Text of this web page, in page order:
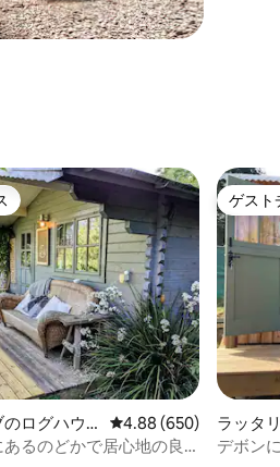
星の平均評価
ログハウ
レビュー650件、5つ
4.88 (650)
るのどかで居心地の良
ゲス
ゲスト
ラッタ
デボン